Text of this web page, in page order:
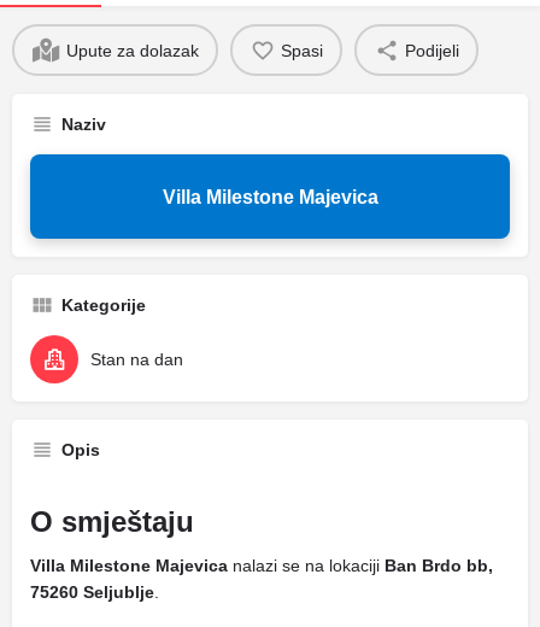
Upute za dolazak Spasi Podijeli
Naziv
Villa Milestone Majevica
Kategorije
Stan na dan
Opis
O smještaju
Villa Milestone Majevica nalazi se na lokaciji Ban Brdo bb,
75260 Seljublje